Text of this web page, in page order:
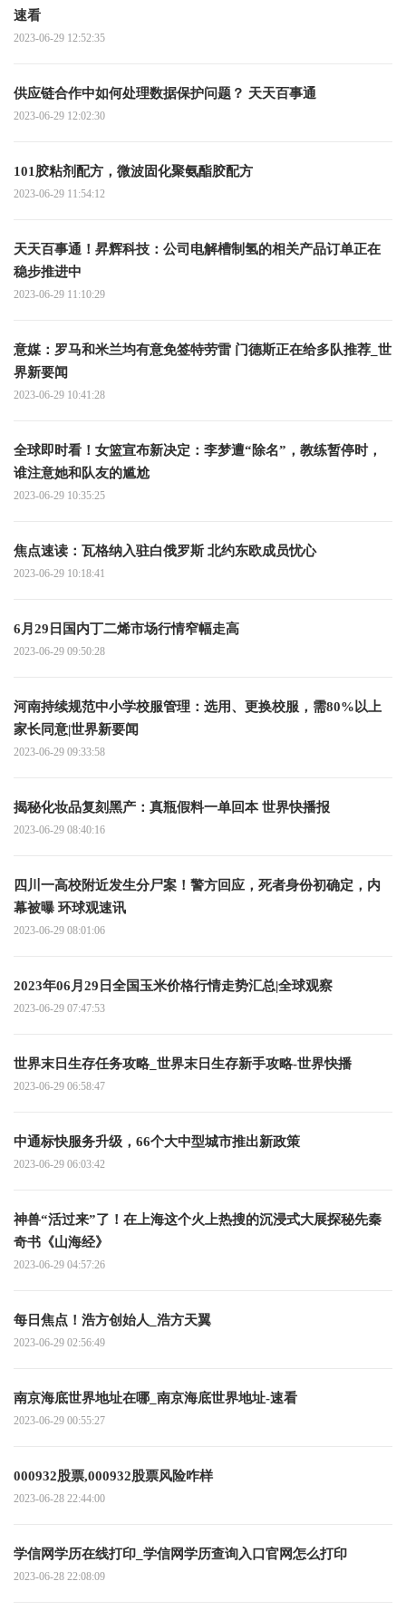
速看
2023-06-29 12:52:35
供应链合作中如何处理数据保护问题？ 天天百事通
2023-06-29 12:02:30
101胶粘剂配方，微波固化聚氨酯胶配方
2023-06-29 11:54:12
天天百事通！昇辉科技：公司电解槽制氢的相关产品订单正在
稳步推进中
2023-06-29 11:10:29
意媒：罗马和米兰均有意免签特劳雷 门德斯正在给多队推荐_世
界新要闻
2023-06-29 10:41:28
全球即时看！女篮宣布新决定：李梦遭“除名”，教练暂停时，
谁注意她和队友的尴尬
2023-06-29 10:35:25
焦点速读： 瓦格纳入驻白俄罗斯 北约东欧成员忧心
2023-06-29 10:18:41
6月29日国内丁二烯市场行情窄幅走高
2023-06-29 09:50:28
河南持续规范中小学校服管理：选用、更换校服，需80%以上
家长同意|世界新要闻
2023-06-29 09:33:58
揭秘化妆品复刻黑产：真瓶假料一单回本 世界快播报
2023-06-29 08:40:16
四川一高校附近发生分尸案！警方回应，死者身份初确定，内
幕被曝 环球观速讯
2023-06-29 08:01:06
2023年06月29日全国玉米价格行情走势汇总|全球观察
2023-06-29 07:47:53
世界末日生存任务攻略_世界末日生存新手攻略-世界快播
2023-06-29 06:58:47
中通标快服务升级，66个大中型城市推出新政策
2023-06-29 06:03:42
神兽“活过来”了！在上海这个火上热搜的沉浸式大展探秘先秦
奇书《山海经》
2023-06-29 04:57:26
每日焦点！浩方创始人_浩方天翼
2023-06-29 02:56:49
南京海底世界地址在哪_南京海底世界地址-速看
2023-06-29 00:55:27
000932股票,000932股票风险咋样
2023-06-28 22:44:00
学信网学历在线打印_学信网学历查询入口官网怎么打印
2023-06-28 22:08:09